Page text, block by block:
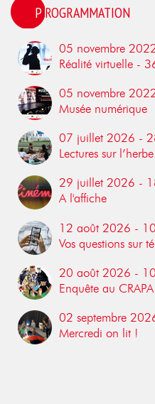
PROGRAMMATION
05 novembre
Réalité virtuelle -
05 novembre
Musée numérique
07 juillet 2026 -
Lectures sur l’herbe
29 juillet 2026 -
A l'affiche
12 août 2026 -
Vos questions sur
20 août 2026 -
Enquête au CRAPA
02 septembre
Mercredi on lit !